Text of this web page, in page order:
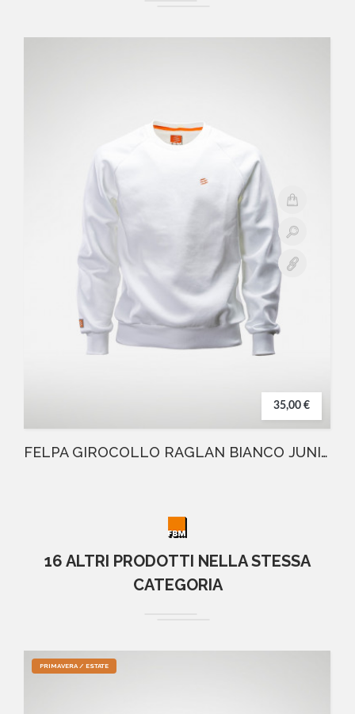
35,00 €
FELPA GIROCOLLO RAGLAN BIANCO JUNIOR
16 ALTRI PRODOTTI NELLA STESSA
CATEGORIA
PRIMAVERA / ESTATE